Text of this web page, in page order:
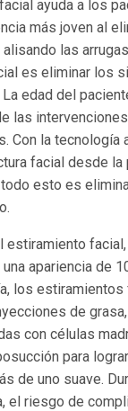
ayuda a los
más joven al
las
es eliminar los
edad del
las
Con la tecnología
facial desde la
esto es
estiramiento
apariencia de
los
de
con células
para
de uno suave.
el riesgo de